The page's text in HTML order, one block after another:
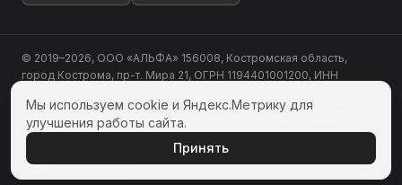
© 2019–2026, ООО «АЛЬФА» 156008, Костромская область,
город Кострома, пр-т. Мира 21, ОГРН 1194401001200, ИНН
Используя официальный сайт mpreviews.ru, вы даете согласие на работу с
cookie и Яндекс.Метрикой для сбора технических данных.
разработка
Мы используем cookie и Яндекс.Метрику для
улучшения работы сайта.
Принять